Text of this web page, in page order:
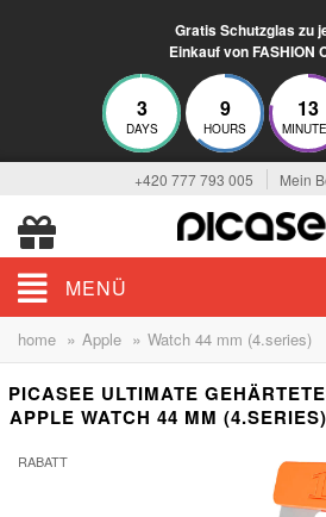
Gratis Schutzglas zu
Einkauf von FASHION
3
DAYS
9
HOURS
13
+420 777 793 005 Mein
MENÜ
home » Apple » Watch 44 mm (4.series)
PICASEE ULTIMATE
APPLE WATCH 44 MM
RABATT